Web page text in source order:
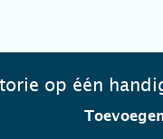
op één